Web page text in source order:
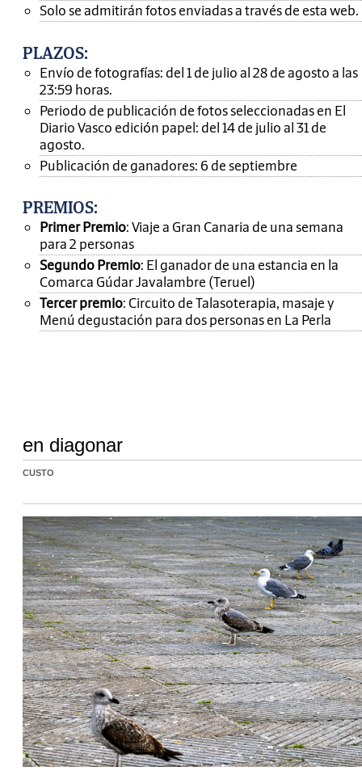
Solo se admitirán fotos enviadas a través de esta web.
PLAZOS:
Envío de fotografías: del 1 de julio al 28 de agosto a las
23:59 horas.
Periodo de publicación de fotos seleccionadas en El
Diario Vasco edición papel: del 14 de julio al 31 de
agosto.
Publicación de ganadores: 6 de septiembre
PREMIOS:
Primer Premio: Viaje a Gran Canaria de una semana
para 2 personas
Segundo Premio: El ganador de una estancia en la
Comarca Gúdar Javalambre (Teruel)
Tercer premio: Circuito de Talasoterapia, masaje y
Menú degustación para dos personas en La Perla
en diagonar
CUSTO